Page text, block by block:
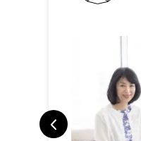
検証した